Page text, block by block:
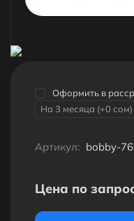
Оформить в
Артикул: bobby-
Цена по